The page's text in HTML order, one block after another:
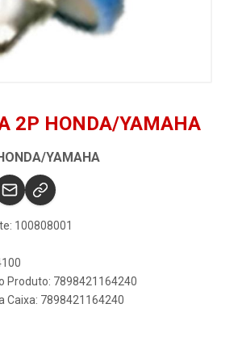
2P HONDA/YAMAHA
YAMAHA
100808001
Produto: 7898421164240
Caixa: 7898421164240